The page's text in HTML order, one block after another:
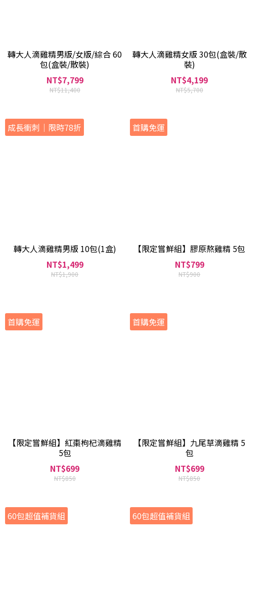
轉大人滴雞精男版/女版/綜合 60
包(盒裝/散裝)
NT$7,799
NT$11,400
轉大人滴雞精女版 30包(盒裝/散
裝)
NT$4,199
NT$5,700
成長衝刺｜限時78折
轉大人滴雞精男版 10包(1盒)
NT$1,499
NT$1,900
首購免運
【限定嘗鮮組】膠原熬雞精 5包
NT$799
NT$900
首購免運
【限定嘗鮮組】紅棗枸杞滴雞精
5包
NT$699
NT$850
首購免運
【限定嘗鮮組】九尾草滴雞精 5
包
NT$699
NT$850
60包超值補貨組 60包超值補貨組